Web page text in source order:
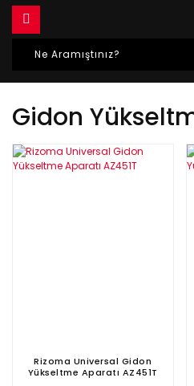
Gidon
Rizoma Universal Gidon
Yükseltme Aparatı AZ451T